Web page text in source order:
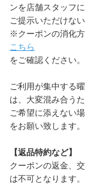
ンを店舗スタッフ
ご提示いただけな
※クーポンの消化方
こちら
をご確認ください。
ご利用が集中する
は、大変混み合う
ご希望に添えない
をお願い致します。
【返品特約など】
クーポンの返金、
は不可となります。